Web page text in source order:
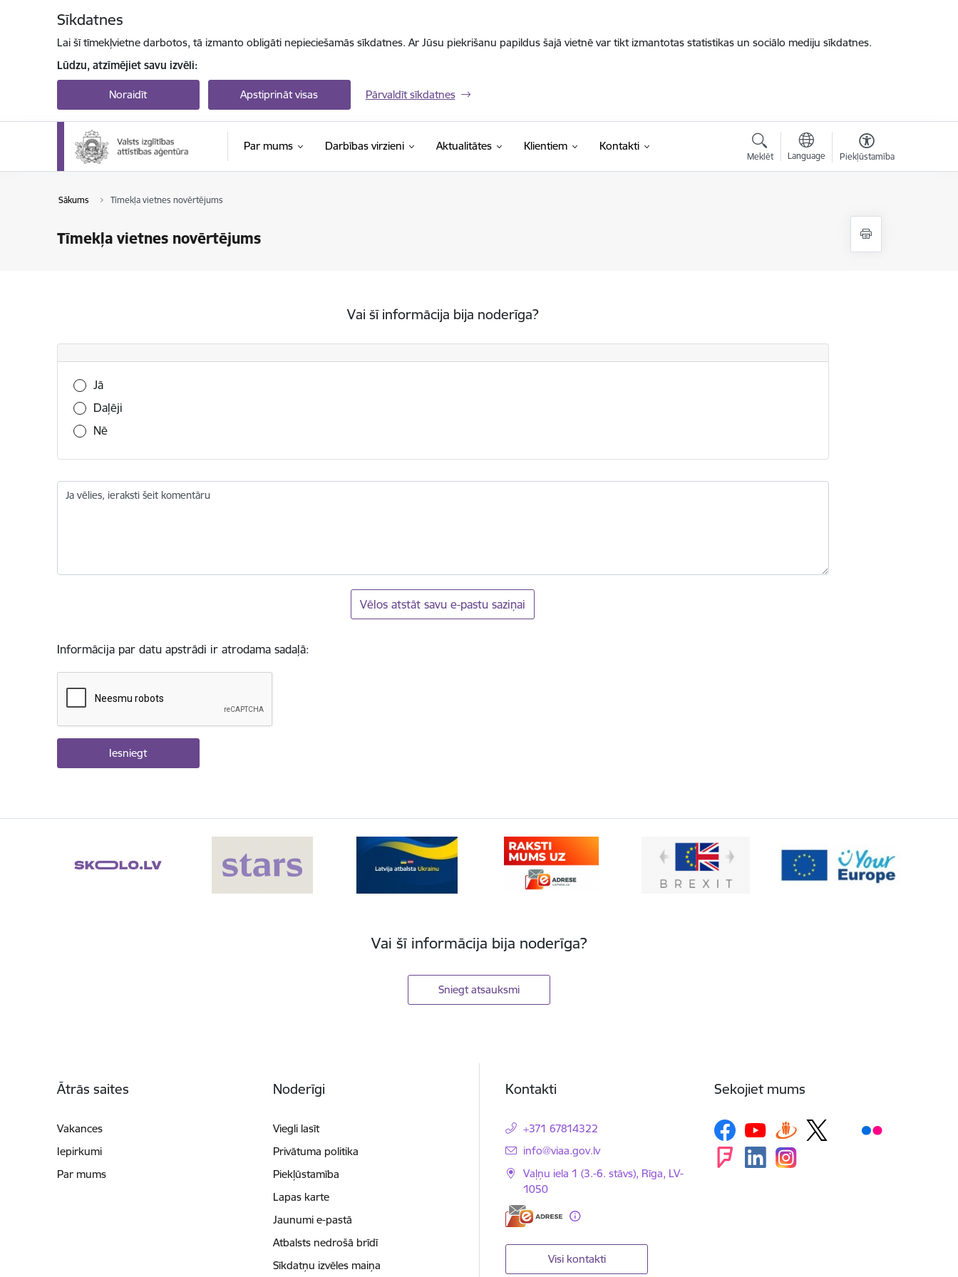
Sīkdatnes
Lai šī tīmekļvietne darbotos, tā izmanto obligāti nepieciešamās sīkdatnes. Ar Jūsu piekrišanu papildus šajā vietnē var tikt izmantotas statistikas un sociālo mediju sīkdatnes.
Lūdzu, atzīmējiet savu izvēli:
Noraidīt Apstiprināt visas Pārvaldīt sīkdatnes
Par mums Darbības virzieni Aktualitātes Klientiem Kontakti
Meklēt Language Piekļūstamība
Sākums Tīmekļa vietnes novērtējums
Tīmekļa vietnes novērtējums
Vai šī informācija bija noderīga?
Vai šī informācija bija noderīga?
Jā
Daļēji
Nē
Ja vēlies, ieraksti šeit komentāru
Vēlos atstāt savu e-pastu saziņai
Informācija par datu apstrādi ir atrodama sadaļā:
Vai šī informācija bija noderīga?
Sniegt atsauksmi
Ātrās saites
Vakances
Iepirkumi
Par mums
Noderīgi
Viegli lasīt
Privātuma politika
Piekļūstamība
Lapas karte
Jaunumi e-pastā
Atbalsts nedrošā brīdī
Sīkdatņu izvēles maiņa
Kontakti
+371 67814322
E-pasts:
info@viaa.gov.lv
Vaļņu iela 1 (3.-6. stāvs), Rīga, LV-
1050
Visi kontakti
Sekojiet mums